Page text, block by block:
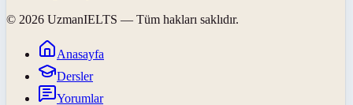
© 2026 UzmanIELTS — Tüm hakları saklıdır.
Anasayfa
Dersler
Yorumlar